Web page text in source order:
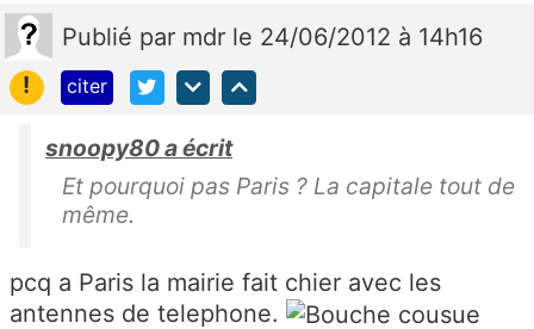
Publié par mdr le 24/06/2012 à 14h16
!
citer
snoopy80 a écrit
Et pourquoi pas Paris ? La capitale tout de
même.
pcq a Paris la mairie fait chier avec les
antennes de telephone.